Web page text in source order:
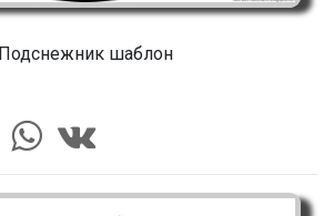
Подснежник шаблон